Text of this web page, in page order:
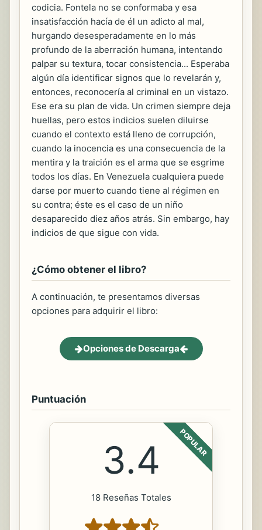
codicia. Fontela no se conformaba y esa
insatisfacción hacía de él un adicto al mal,
hurgando desesperadamente en lo más
profundo de la aberración humana, intentando
palpar su textura, tocar consistencia... Esperaba
algún día identificar signos que lo revelarán y,
entonces, reconocería al criminal en un vistazo.
Ese era su plan de vida. Un crimen siempre deja
huellas, pero estos indicios suelen diluirse
cuando el contexto está lleno de corrupción,
cuando la inocencia es una consecuencia de la
mentira y la traición es el arma que se esgrime
todos los días. En Venezuela cualquiera puede
darse por muerto cuando tiene al régimen en
su contra; éste es el caso de un niño
desaparecido diez años atrás. Sin embargo, hay
indicios de que sigue con vida.
¿Cómo obtener el libro?
A continuación, te presentamos diversas
opciones para adquirir el libro:
Opciones de Descarga
Puntuación
POPULAR
3.4
18 Reseñas Totales